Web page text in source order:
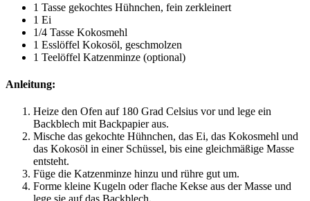
1 Tasse gekochtes Hühnchen, fein zerkleinert
1 Ei
1/4 Tasse Kokosmehl
1 Esslöffel Kokosöl, geschmolzen
1 Teelöffel Katzenminze (optional)
Anleitung:
Heize den Ofen auf 180 Grad Celsius vor und lege ein
Backblech mit Backpapier aus.
Mische das gekochte Hühnchen, das Ei, das Kokosmehl und
das Kokosöl in einer Schüssel, bis eine gleichmäßige Masse
entsteht.
Füge die Katzenminze hinzu und rühre gut um.
Forme kleine Kugeln oder flache Kekse aus der Masse und